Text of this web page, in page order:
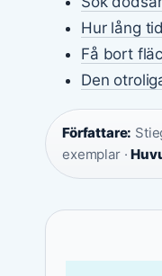
Hur lång
Få bort
Den
Författare:
exemplar ·